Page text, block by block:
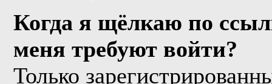
Когда я щёлкаю по
меня требуют войти?
Только